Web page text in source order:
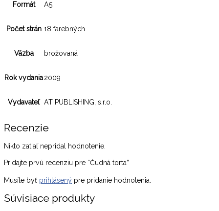
Formát A5
Počet strán 18 farebných
Väzba brožovaná
Rok vydania2009
Vydavateľ AT PUBLISHING, s.r.o.
Recenzie
Nikto zatiaľ nepridal hodnotenie.
Pridajte prvú recenziu pre “Čudná torta”
Musíte byť prihlásený pre pridanie hodnotenia.
Súvisiace produkty